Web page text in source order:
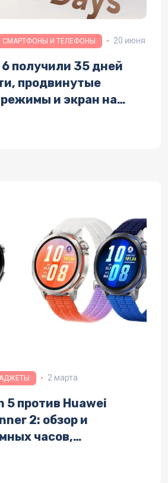
СМАРТФОНЫ И ТЕЛЕФОНЫ 20 июня
получили 35 дней
продвинутые
и экран на
2 марта
5 против Huawei
2: обзор и
часов,